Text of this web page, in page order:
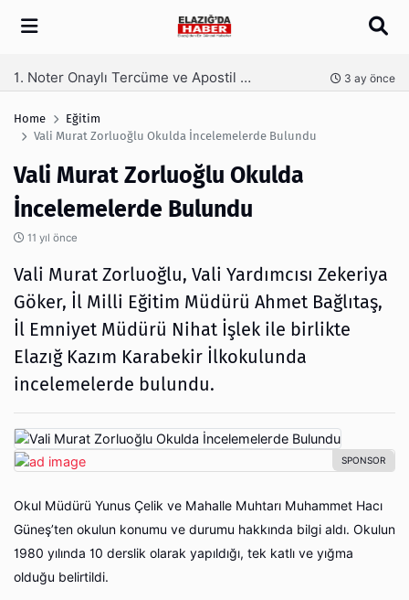
Arama
Kaş Laminasyonu Nedir ve Neden Tercih Edilir? 4 ay önce
Home
Eğitim
Vali Murat Zorluoğlu Okulda İncelemelerde Bulundu
Vali Murat Zorluoğlu Okulda
İncelemelerde Bulundu
11 yıl önce
Vali Murat Zorluoğlu, Vali Yardımcısı Zekeriya
Göker, İl Milli Eğitim Müdürü Ahmet Bağlıtaş,
İl Emniyet Müdürü Nihat İşlek ile birlikte
Elazığ Kazım Karabekir İlkokulunda
incelemelerde bulundu.
Okul Müdürü Yunus Çelik ve Mahalle Muhtarı Muhammet Hacı
Güneş’ten okulun konumu ve durumu hakkında bilgi aldı. Okulun
1980 yılında 10 derslik olarak yapıldığı, tek katlı ve yığma
olduğu belirtildi.